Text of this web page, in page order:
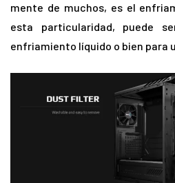
mente de muchos, es el
esta particularidad, puede
enfriamiento líquido o bien para